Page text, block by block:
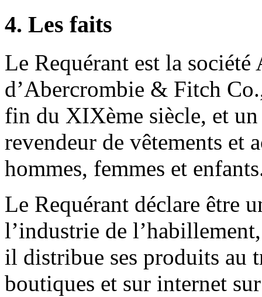
4. Les faits
Le Requérant est la
d’Abercrombie & Fitch
fin du XIXème siècle, et
revendeur de vêtements et
hommes, femmes et
Le Requérant déclare être
l’industrie de
il distribue ses produits au
boutiques et sur internet